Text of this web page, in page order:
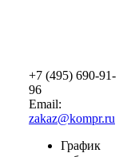
+7 (495) 690-91-
96
Email:
zakaz@kompr.ru
График